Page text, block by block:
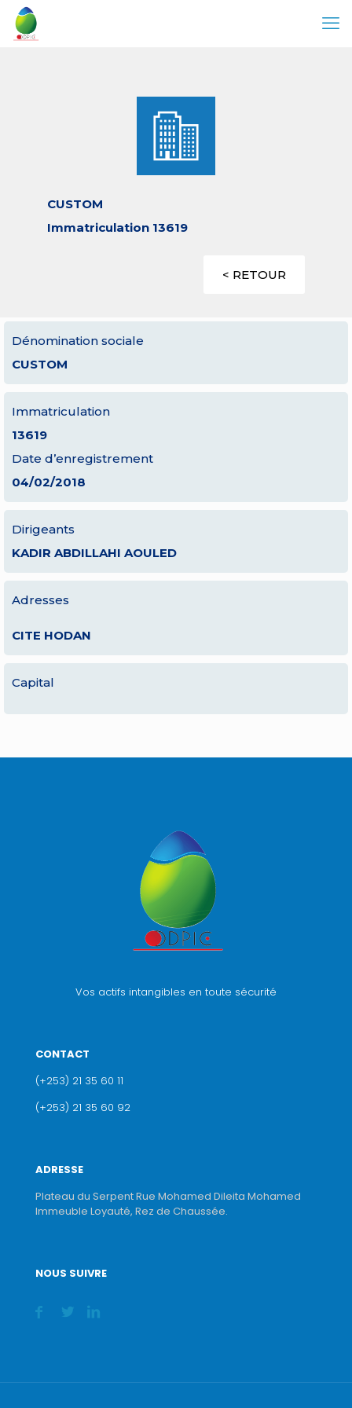
CUSTOM
Immatriculation 13619
< RETOUR
Dénomination sociale
CUSTOM
Immatriculation
13619
Date d’enregistrement
04/02/2018
Dirigeants
KADIR ABDILLAHI AOULED
Adresses
CITE HODAN
Capital
Vos actifs intangibles en toute sécurité
CONTACT
(+253) 21 35 60 11
(+253) 21 35 60 92
ADRESSE
Plateau du Serpent Rue Mohamed Dileita Mohamed
Immeuble Loyauté, Rez de Chaussée.
NOUS SUIVRE